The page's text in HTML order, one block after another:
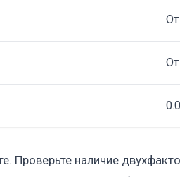
Проверьте наличие